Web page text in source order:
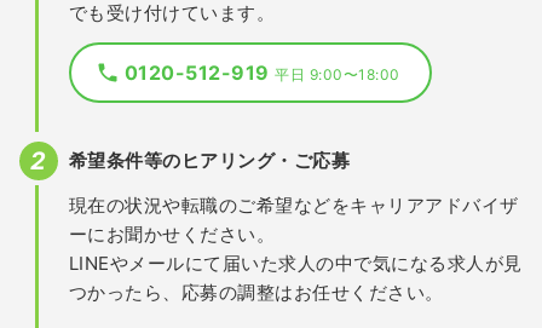
でも受け付けています。
0120-512-919平日 9:00〜18:00
希望条件等のヒアリング・ご応募
現在の状況や転職のご希望などをキャリアアドバイザ
ーにお聞かせください。
LINEやメールにて届いた求人の中で気になる求人が見
つかったら、応募の調整はお任せください。